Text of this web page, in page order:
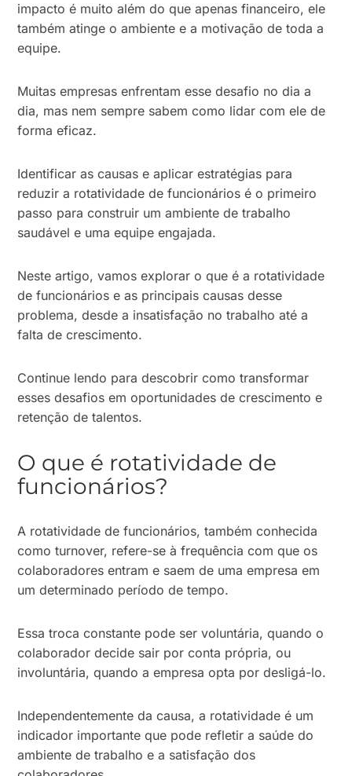
impacto é muito além do que apenas financeiro, ele
também atinge o ambiente e a motivação de toda a
equipe.
Muitas empresas enfrentam esse desafio no dia a
dia, mas nem sempre sabem como lidar com ele de
forma eficaz.
Identificar as causas e aplicar estratégias para
reduzir a rotatividade de funcionários é o primeiro
passo para construir um ambiente de trabalho
saudável e uma equipe engajada.
Neste artigo, vamos explorar o que é a rotatividade
de funcionários e as principais causas desse
problema, desde a insatisfação no trabalho até a
falta de crescimento.
Continue lendo para descobrir como transformar
esses desafios em oportunidades de crescimento e
retenção de talentos.
O que é rotatividade de
funcionários?
A rotatividade de funcionários, também conhecida
como turnover, refere-se à frequência com que os
colaboradores entram e saem de uma empresa em
um determinado período de tempo.
Essa troca constante pode ser voluntária, quando o
colaborador decide sair por conta própria, ou
involuntária, quando a empresa opta por desligá-lo.
Independentemente da causa, a rotatividade é um
indicador importante que pode refletir a saúde do
ambiente de trabalho e a satisfação dos